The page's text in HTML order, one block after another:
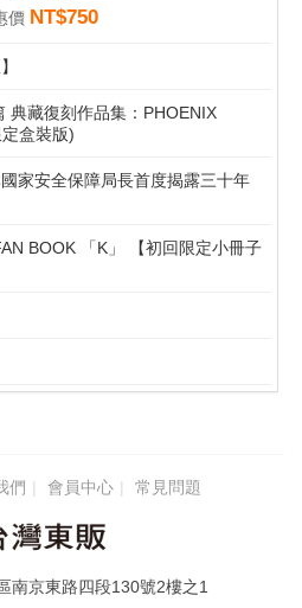
價 NT$750
典藏復刻作品集：PHOENIX
盒裝版)
家安全保障局長首度揭露三十年
BOOK 「K」 【初回限定小冊子
們 會員中心 常見問題
南京東路四段130號2樓之1